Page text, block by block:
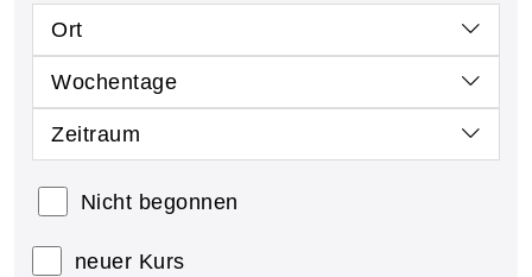
Ort
Wochentage
Zeitraum
Nicht begonnen
neuer Kurs